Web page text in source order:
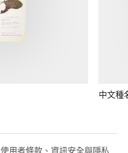
中文種
使用者條款、資訊安全與隱私